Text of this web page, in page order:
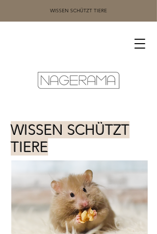
WISSEN SCHÜTZT TIERE
WISSEN SCHÜTZT
TIERE